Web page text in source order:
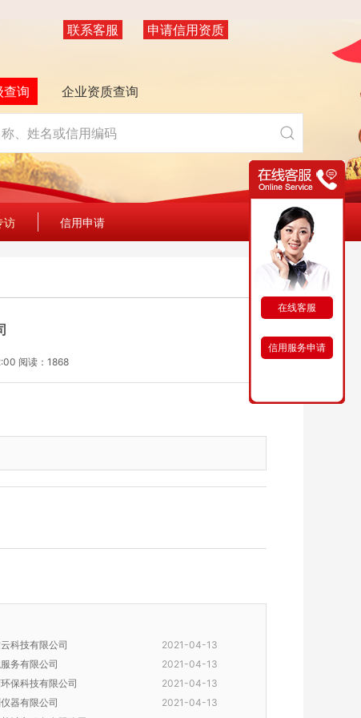
联系客服
申请信用资质
查询 企业资质查询
访 信用申请
阅读：1868
2021-04-13
科技有限公司
2021-04-13
务有限公司
2021-04-13
保科技有限公司
2021-04-13
器有限公司
在线客服
信用服务申请